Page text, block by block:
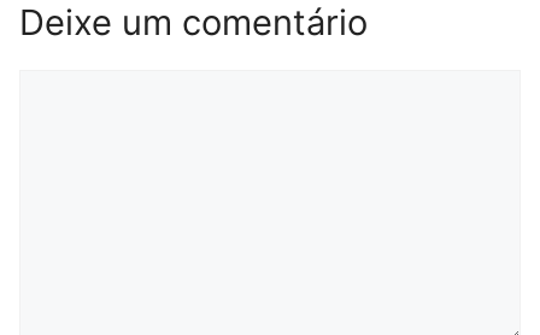
Deixe um comentário